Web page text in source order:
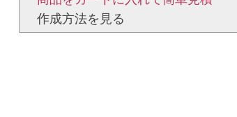
作成方法を見る​​